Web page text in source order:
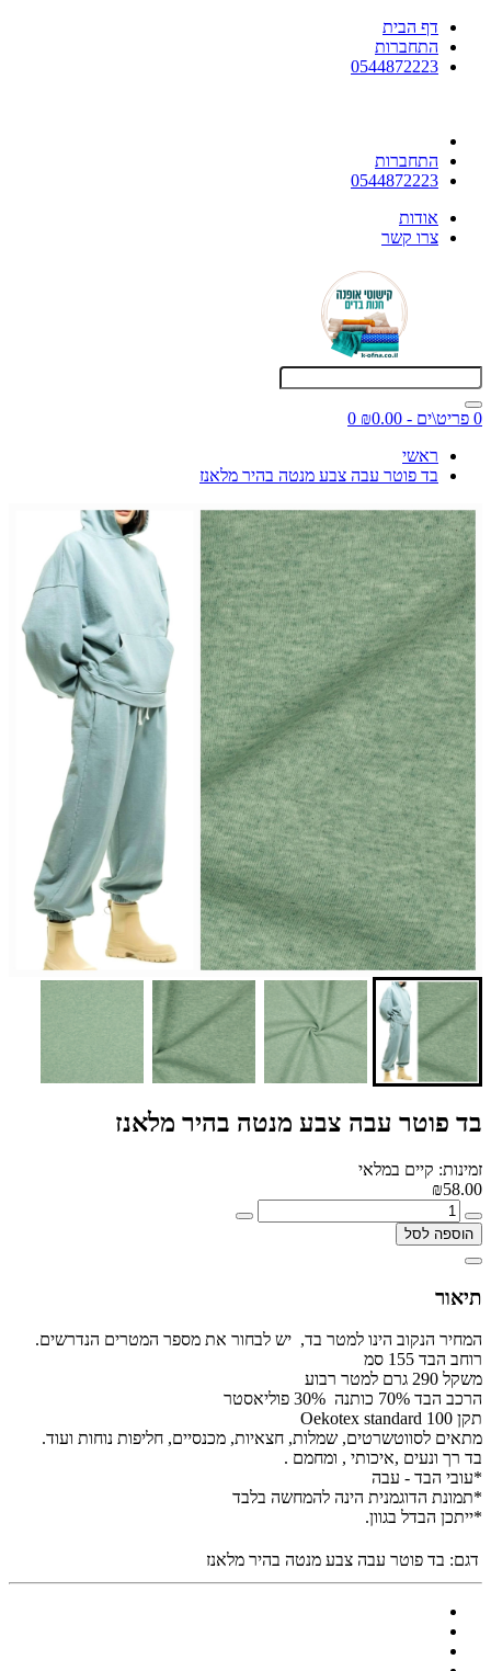
דף הבית
התחברות
0544872223
התחברות
0544872223
אודות
צרו קשר
0 פריט\ים - ₪0.00
0
ראשי
בד פוטר עבה צבע מנטה בהיר מלאנז
בד פוטר עבה צבע מנטה בהיר מלאנז
זמינות: קיים במלאי
₪58.00
הוספה לסל
תיאור
המחיר הנקוב הינו למטר בד, יש לבחור את מספר המטרים הנדרשים.
רוחב הבד 155 סמ
משקל 290 גרם למטר רבוע
הרכב הבד 70% כותנה 30% פוליאסטר
תקן Oekotex standard 100
מתאים לסווטשרטים, שמלות, חצאיות, מכנסיים, חליפות נוחות ועוד.
בד רך ונעים ,איכותי , ומחמם .
*עובי הבד - עבה
*תמונת הדוגמנית הינה להמחשה בלבד
*ייתכן הבדל בגוון.
דגם: בד פוטר עבה צבע מנטה בהיר מלאנז